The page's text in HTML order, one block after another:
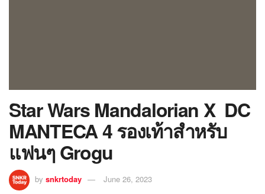
Star Wars Mandalorian X DC
MANTECA 4 รองเท้าสำหรับ
แฟนๆ Grogu
by snkrtoday June 26, 2023